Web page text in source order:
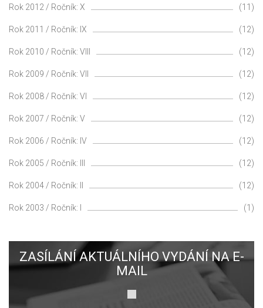
Rok 2012 / Ročník: X (11)
Rok 2011 / Ročník: IX (12)
Rok 2010 / Ročník: VIII (12)
Rok 2009 / Ročník: VII (12)
Rok 2008 / Ročník: VI (12)
Rok 2007 / Ročník: V (12)
Rok 2006 / Ročník: IV (12)
Rok 2005 / Ročník: III (12)
Rok 2004 / Ročník: II (12)
Rok 2003 / Ročník: I (1)
ZASÍLÁNÍ AKTUÁLNÍHO VYDÁNÍ NA E-
MAIL